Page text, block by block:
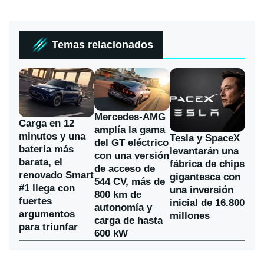
Temas relacionados
Carga en 12
minutos y una
batería más
barata, el
renovado Smart
#1 llega con
fuertes
argumentos
para triunfar
Mercedes-AMG
amplía la gama
del GT eléctrico
con una versión
de acceso de
544 CV, más de
800 km de
autonomía y
carga de hasta
600 kW
Tesla y SpaceX
levantarán una
fábrica de chips
gigantesca con
una inversión
inicial de 16.800
millones